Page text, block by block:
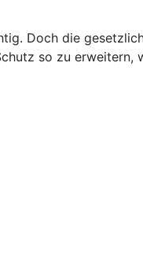
Doch die
so zu erweitern,